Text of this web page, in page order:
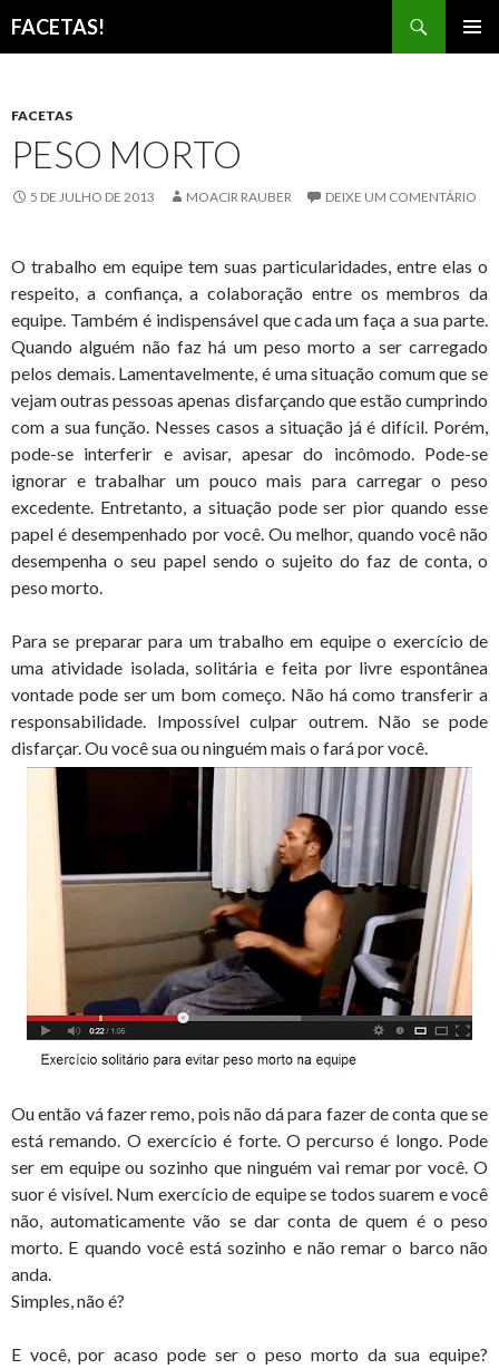
FACETAS!
CONTEÚDO
FACETAS
PESO MORTO
5 DE JULHO DE 2013 MOACIR RAUBER DEIXE UM COMENTÁRIO
O trabalho em equipe tem suas particularidades, entre elas o
respeito, a confiança, a colaboração entre os membros da
equipe. Também é indispensável que cada um faça a sua parte.
Quando alguém não faz há um peso morto a ser carregado
pelos demais. Lamentavelmente, é uma situação comum que se
vejam outras pessoas apenas disfarçando que estão cumprindo
com a sua função. Nesses casos a situação já é difícil. Porém,
pode-se interferir e avisar, apesar do incômodo. Pode-se
ignorar e trabalhar um pouco mais para carregar o peso
excedente. Entretanto, a situação pode ser pior quando esse
papel é desempenhado por você. Ou melhor, quando você não
desempenha o seu papel sendo o sujeito do faz de conta, o
peso morto.
Para se preparar para um trabalho em equipe o exercício de
uma atividade isolada, solitária e feita por livre espontânea
vontade pode ser um bom começo. Não há como transferir a
responsabilidade. Impossível culpar outrem. Não se pode
disfarçar. Ou você sua ou ninguém mais o fará por você.
Ou então vá fazer remo, pois não dá para fazer de conta que se
está remando. O exercício é forte. O percurso é longo. Pode
ser em equipe ou sozinho que ninguém vai remar por você. O
suor é visível. Num exercício de equipe se todos suarem e você
não, automaticamente vão se dar conta de quem é o peso
morto. E quando você está sozinho e não remar o barco não
anda.
Simples, não é?
E você, por acaso pode ser o peso morto da sua equipe?